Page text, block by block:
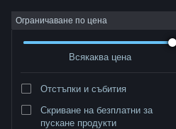
Вписване
Ограничаване по цена
Всякаква цена
Отстъпки и събития
Скриване на безплатни за
пускане продукти
Разработчик: Gungus, Wungus, &amp;